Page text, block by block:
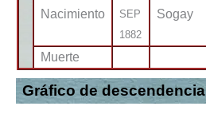
Nacimiento
SEP
1882
Sogay
Muerte
Gráfico de descendencia